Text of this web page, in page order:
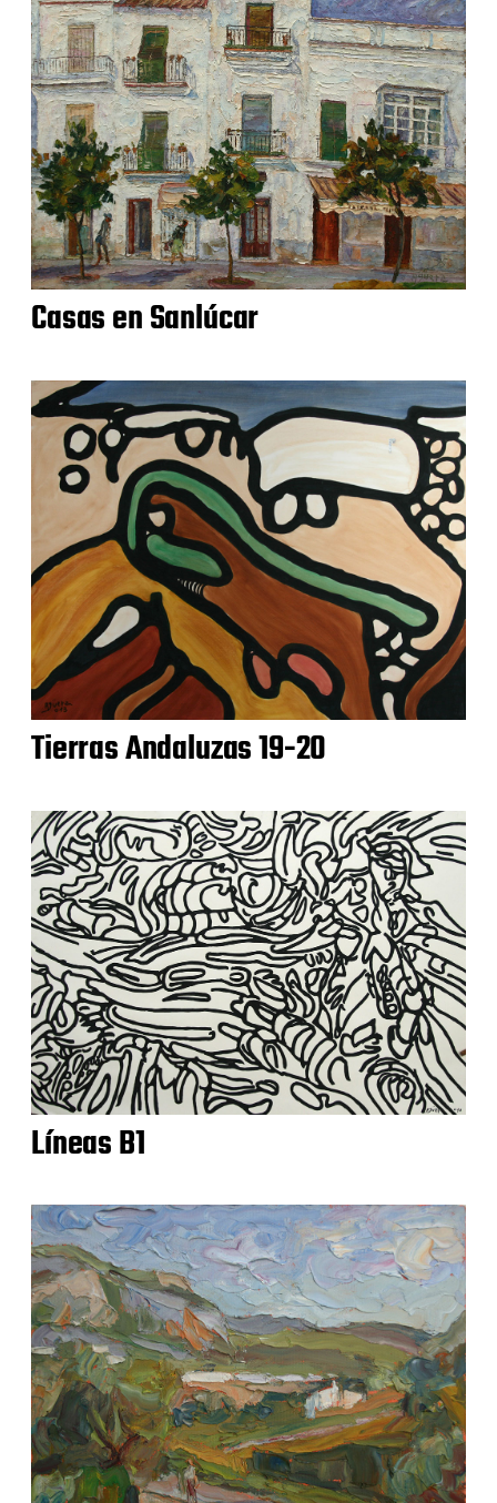
Casas en Sanlúcar
Tierras Andaluzas 19-20
Líneas B1